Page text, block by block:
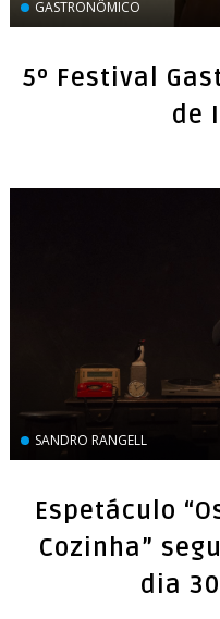
GASTRONÔMICO
5º Festival
de
SANDRO RANGELL
Espetáculo
Cozinha”
dia